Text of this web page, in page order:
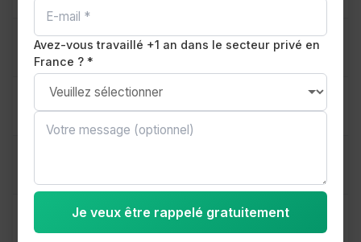
FBI F = "ef"
/ɛf/ →
anFBI
NGO N = "en"
voyelle
anNGO
/eɪ/ →
voyelle
an
manager
Avez-vous travaillé +1 an dans le secteur privé en
France ? *
Je veux être rappelé gratuitement